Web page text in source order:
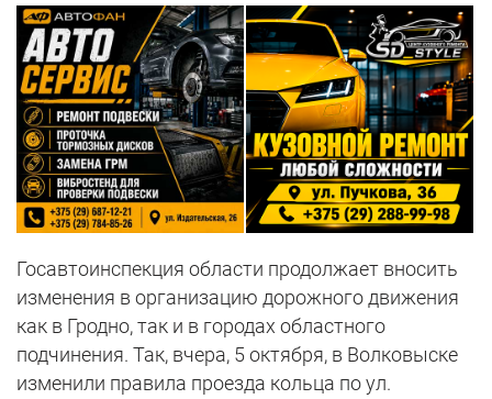
Госавтоинспекция области продолжает вносить
изменения в организацию дорожного движения
как в Гродно, так и в городах областного
подчинения. Так, вчера, 5 октября, в Волковыске
изменили правила проезда кольца по ул.